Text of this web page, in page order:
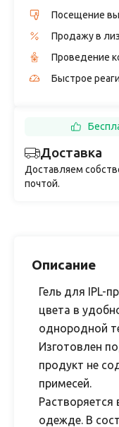
Посещение
Продажу в
Проведение
Быстрое
Доставка
Доставляем
почтой.
Описание
Гель для IPL-
цвета в
однородной
Изготовлен
продукт не
примесей.
Растворяется
одежде. В